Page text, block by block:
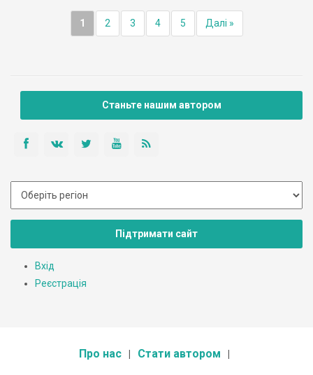
1 2 3 4 5 Далі »
Станьте нашим автором
Підтримати сайт
Вхід
Реєстрація
Про нас Стати автором